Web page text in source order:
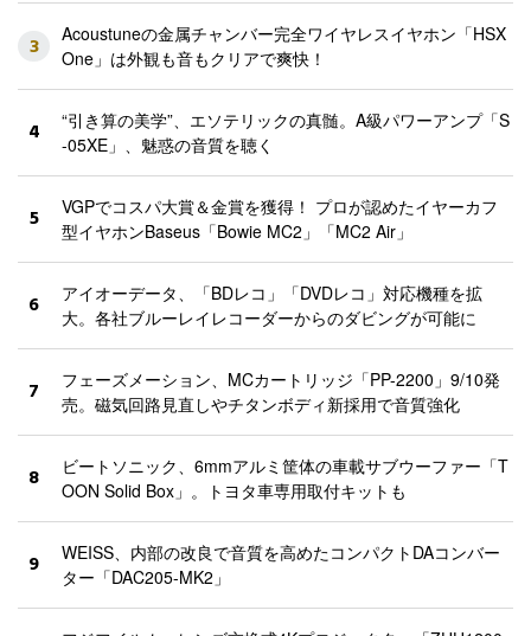
3
Acoustuneの金属チャンバー完全ワイヤレスイヤホン「HSX
One」は外観も音もクリアで爽快！
4
“引き算の美学”、エソテリックの真髄。A級パワーアンプ「S
-05XE」、魅惑の音質を聴く
5
VGPでコスパ大賞＆金賞を獲得！ プロが認めたイヤーカフ
型イヤホンBaseus「Bowie MC2」「MC2 Air」
6
アイオーデータ、「BDレコ」「DVDレコ」対応機種を拡
大。各社ブルーレイレコーダーからのダビングが可能に
7
フェーズメーション、MCカートリッジ「PP-2200」9/10発
売。磁気回路見直しやチタンボディ新採用で音質強化
8
ビートソニック、6mmアルミ筐体の車載サブウーファー「T
OON Solid Box」。トヨタ車専用取付キットも
9
WEISS、内部の改良で音質を高めたコンパクトDAコンバー
ター「DAC205-MK2」